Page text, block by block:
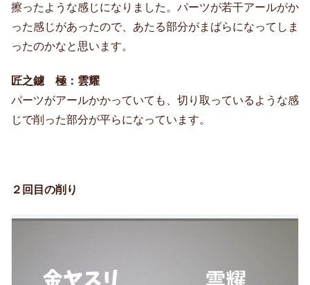
擦ったような感じになりました。パーツが若干アールがか
った感じがあったので、あたる部分がまばらになってしま
ったのかなと思います。
匠之鑢 極：雲耀
パーツがアールかかっていても、切り取っているような感
じで削った部分が平らになっています。
２回目の削り